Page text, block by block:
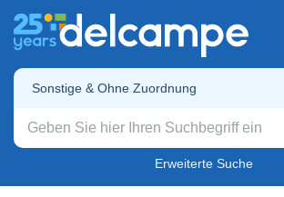
Sonstige & Ohne Zuordnung
Erweiterte Suche